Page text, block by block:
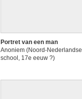
Portret van een man
Anoniem (Noord-Nederlandse
school, 17e eeuw ?)